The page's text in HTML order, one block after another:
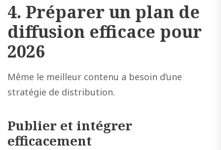
4. Préparer un plan de
diffusion efficace pour
2026
Même le meilleur contenu a besoin d’une
stratégie de distribution.
Publier et intégrer
efficacement